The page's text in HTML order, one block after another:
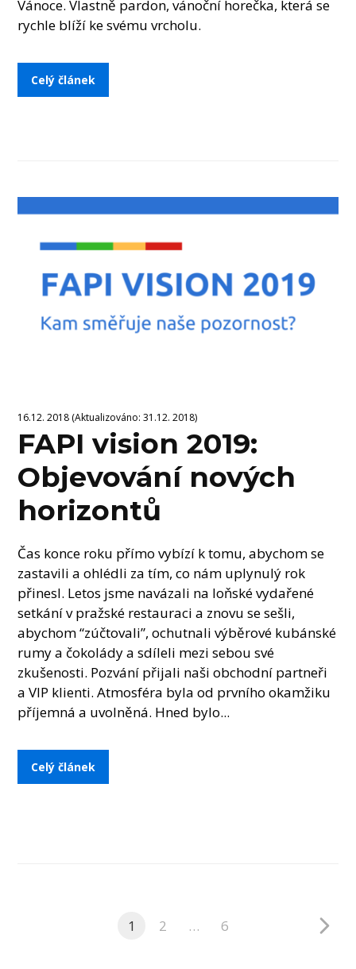
Vánoce. Vlastně pardon, vánoční horečka, která se
rychle blíží ke svému vrcholu.
Celý článek
16.12. 2018 (Aktualizováno: 31.12. 2018)
FAPI vision 2019:
Objevování nových
horizontů
Čas konce roku přímo vybízí k tomu, abychom se
zastavili a ohlédli za tím, co nám uplynulý rok
přinesl. Letos jsme navázali na loňské vydařené
setkání v pražské restauraci a znovu se sešli,
abychom “zúčtovali”, ochutnali výběrové kubánské
rumy a čokolády a sdíleli mezi sebou své
zkušenosti. Pozvání přijali naši obchodní partneři
a VIP klienti. Atmosféra byla od prvního okamžiku
příjemná a uvolněná. Hned bylo...
Celý článek
1 2 … 6